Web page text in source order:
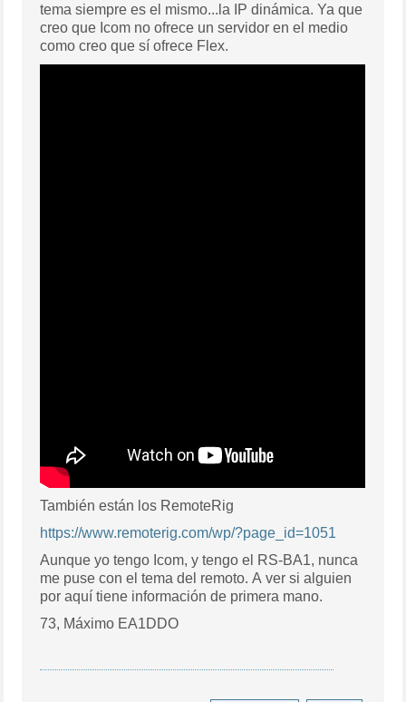
tema siempre es el mismo...la IP dinámica. Ya que
creo que Icom no ofrece un servidor en el medio
como creo que sí ofrece Flex.
También están los RemoteRig
https://www.remoterig.com/wp/?page_id=1051
Aunque yo tengo Icom, y tengo el RS-BA1, nunca
me puse con el tema del remoto. A ver si alguien
por aquí tiene información de primera mano.
73, Máximo EA1DDO